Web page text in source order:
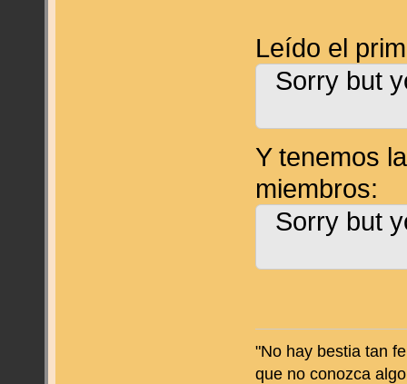
Leído el
Sorry but
Y tenemos
miembros:
Sorry but
"No hay bestia tan
que no conozca